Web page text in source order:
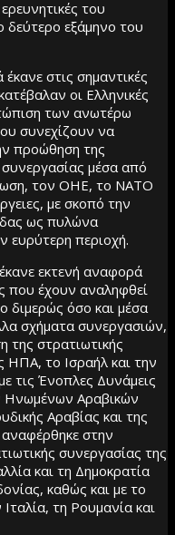
του
δεύτερο εξάμηνο του
στις σημαντικές
οι Ελληνικές
των ανωτέρω
συνεχίζουν να
προώθηση της
μέσα από
τον ΟΗΕ, το ΝΑΤΟ
με σκοπό την
ως πυλώνα
ευρύτερη περιοχή.
εκτενή αναφορά
που έχουν αναληφθεί
όσο και μέσα
σχήματα συνεργασιών,
της στρατιωτικής
ΗΠΑ, το Ισραήλ και την
τις Ένοπλες Δυνάμεις
Ηνωμένων Αραβικών
Αραβίας και της
στην
συνεργασίας της
και τη Δημοκρατία
καθώς και με το
τη Ρουμανία και